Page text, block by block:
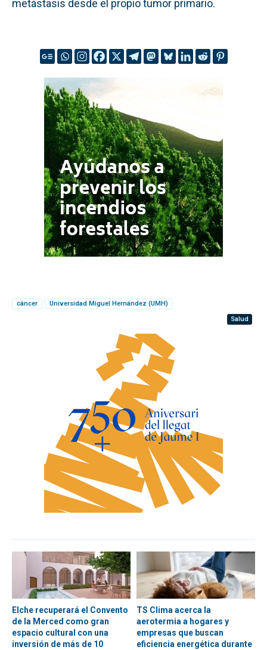
metástasis desde el propio tumor primario.
cáncer
Universidad Miguel Hernández (UMH)
Salud
Elche recuperará el Convento
de la Merced como gran
espacio cultural con una
inversión de más de 10
TS Clima acerca la
aerotermia a hogares y
empresas que buscan
eficiencia energética durante